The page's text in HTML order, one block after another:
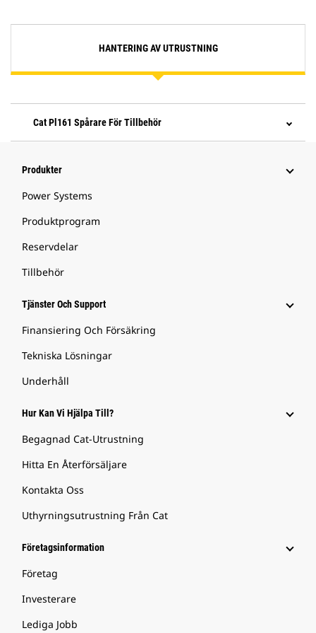
HANTERING AV UTRUSTNING
Cat Pl161 Spårare För Tillbehör
Produkter
Power Systems
Produktprogram
Reservdelar
Tillbehör
Tjänster Och Support
Finansiering Och Försäkring
Tekniska Lösningar
Underhåll
Hur Kan Vi Hjälpa Till?
Begagnad Cat-Utrustning
Hitta En Återförsäljare
Kontakta Oss
Uthyrningsutrustning Från Cat
Företagsinformation
Företag
Investerare
Lediga Jobb